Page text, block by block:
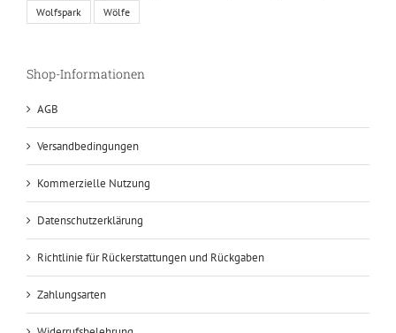
Wolfspark Wölfe
Shop-Informationen
AGB
Versandbedingungen
Kommerzielle Nutzung
Datenschutzerklärung
Richtlinie für Rückerstattungen und Rückgaben
Zahlungsarten